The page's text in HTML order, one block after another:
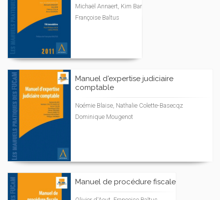
Michaël Annaert, Kim Bar
Françoise Baltus
Manuel d'expertise judiciaire
comptable
Noémie Blaise, Nathalie Colette-Basecqz
Dominique Mougenot
Manuel de procédure fiscale